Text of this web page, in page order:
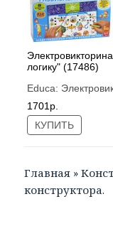
логику" (17486)
Educa:
1701р.
КУПИТЬ
Главная »
конструктора.